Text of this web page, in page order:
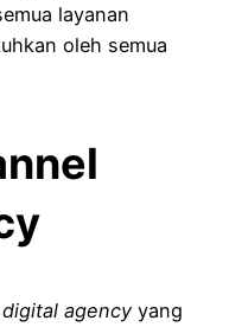
layanan
oleh semua
agency yang